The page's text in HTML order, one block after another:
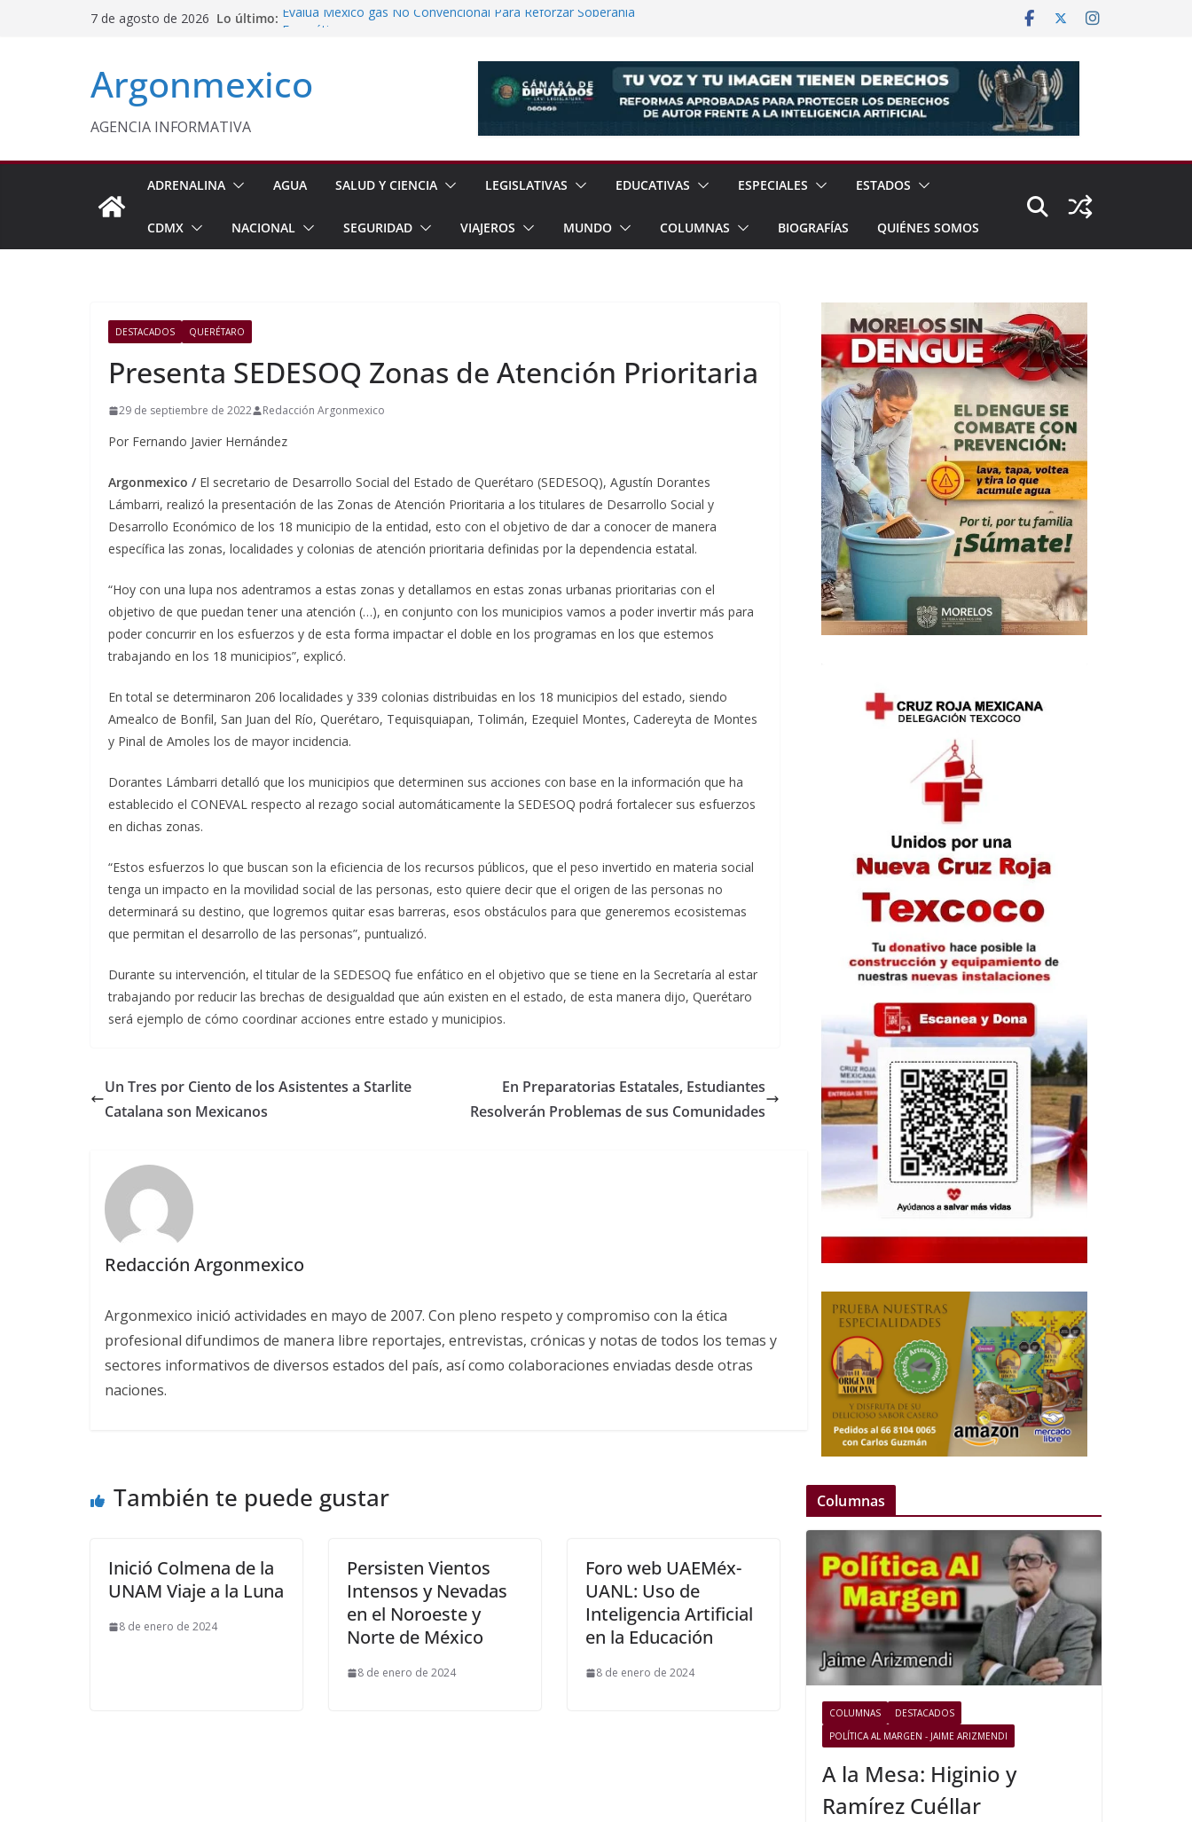
7 de agosto de 2026 Lo último: Evalúa México gas No Convencional Para Reforzar Soberanía
Texcoco Fortalece Prestaciones de Trabajadores del
Aseguran Casi 10 Millones de Cigarrillos Apócrifos en
Michoacán
Argonmexico
AGENCIA INFORMATIVA
ADRENALINA AGUA SALUD Y CIENCIA LEGISLATIVAS EDUCATIVAS ESPECIALES ESTADOS
CDMX NACIONAL SEGURIDAD VIAJEROS MUNDO COLUMNAS BIOGRAFÍAS QUIÉNES SOMOS
DESTACADOS QUERÉTARO
Presenta SEDESOQ Zonas de Atención Prioritaria
29 de septiembre de 2022 Redacción Argonmexico
Por Fernando Javier Hernández
Argonmexico / El secretario de Desarrollo Social del Estado de Querétaro (SEDESOQ), Agustín Dorantes
Lámbarri, realizó la presentación de las Zonas de Atención Prioritaria a los titulares de Desarrollo Social y
Desarrollo Económico de los 18 municipio de la entidad, esto con el objetivo de dar a conocer de manera
específica las zonas, localidades y colonias de atención prioritaria definidas por la dependencia estatal.
“Hoy con una lupa nos adentramos a estas zonas y detallamos en estas zonas urbanas prioritarias con el
objetivo de que puedan tener una atención (…), en conjunto con los municipios vamos a poder invertir más para
poder concurrir en los esfuerzos y de esta forma impactar el doble en los programas en los que estemos
trabajando en los 18 municipios”, explicó.
En total se determinaron 206 localidades y 339 colonias distribuidas en los 18 municipios del estado, siendo
Amealco de Bonfil, San Juan del Río, Querétaro, Tequisquiapan, Tolimán, Ezequiel Montes, Cadereyta de Montes
y Pinal de Amoles los de mayor incidencia.
Dorantes Lámbarri detalló que los municipios que determinen sus acciones con base en la información que ha
establecido el CONEVAL respecto al rezago social automáticamente la SEDESOQ podrá fortalecer sus esfuerzos
en dichas zonas.
“Estos esfuerzos lo que buscan son la eficiencia de los recursos públicos, que el peso invertido en materia social
tenga un impacto en la movilidad social de las personas, esto quiere decir que el origen de las personas no
determinará su destino, que logremos quitar esas barreras, esos obstáculos para que generemos ecosistemas
que permitan el desarrollo de las personas”, puntualizó.
Durante su intervención, el titular de la SEDESOQ fue enfático en el objetivo que se tiene en la Secretaría al estar
trabajando por reducir las brechas de desigualdad que aún existen en el estado, de esta manera dijo, Querétaro
será ejemplo de cómo coordinar acciones entre estado y municipios.
Un Tres por Ciento de los Asistentes a Starlite
Catalana son Mexicanos
En Preparatorias Estatales, Estudiantes
Resolverán Problemas de sus Comunidades
Redacción Argonmexico
Argonmexico inició actividades en mayo de 2007. Con pleno respeto y compromiso con la ética
profesional difundimos de manera libre reportajes, entrevistas, crónicas y notas de todos los temas y
sectores informativos de diversos estados del país, así como colaboraciones enviadas desde otras
naciones.
También te puede gustar
Inició Colmena de la
UNAM Viaje a la Luna
8 de enero de 2024
Persisten Vientos
Intensos y Nevadas
en el Noroeste y
Norte de México
8 de enero de 2024
Foro web UAEMéx-
UANL: Uso de
Inteligencia Artificial
en la Educación
8 de enero de 2024
Columnas
COLUMNAS
DESTACADOS
POLÍTICA AL MARGEN - JAIME ARIZMENDI
A la Mesa: Higinio y
Ramírez Cuéllar